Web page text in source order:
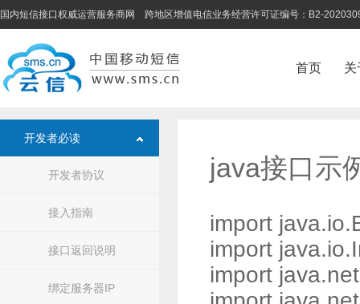
国内短信接口权威运营服务商网 跨地区增值电信业务经营许可证编号：B2-
首页 关
开发者必读
开发者协议
接入指南
接口返回说明
绑定服务器IP
java接口示
import
import
import